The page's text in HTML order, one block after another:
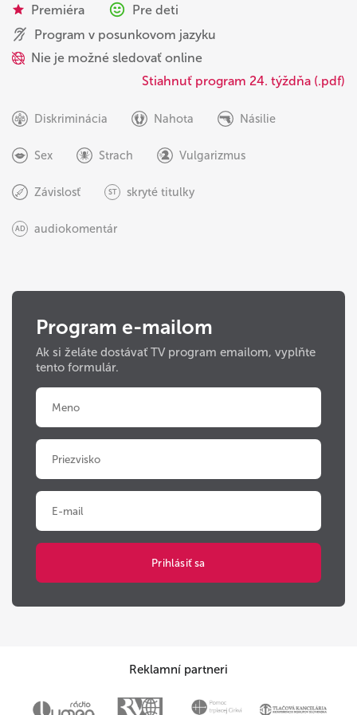
Premiéra
Pre deti
Program v posunkovom jazyku
Nie je možné sledovať online
Stiahnuť program 24. týždňa (.pdf)
Diskriminácia Nahota Násilie
Sex Strach Vulgarizmus
Závislosť ST skryté titulky
AD audiokomentár
Program e-mailom
Ak si želáte dostávať TV program emailom, vyplňte
tento formulár.
Reklamní partneri